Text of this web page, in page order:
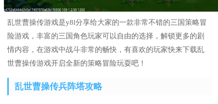
乱世曹操传游戏是y8l分享给大家的一款非常不错的三国策略冒
险游戏，丰富的三国角色玩家可以自由的选择，解锁更多的剧
情内容，在游戏中战斗非常的畅快，有喜欢的玩家快来下载乱
世曹操传游戏开启全新的策略冒险玩耍吧！
乱世曹操传兵阵塔攻略